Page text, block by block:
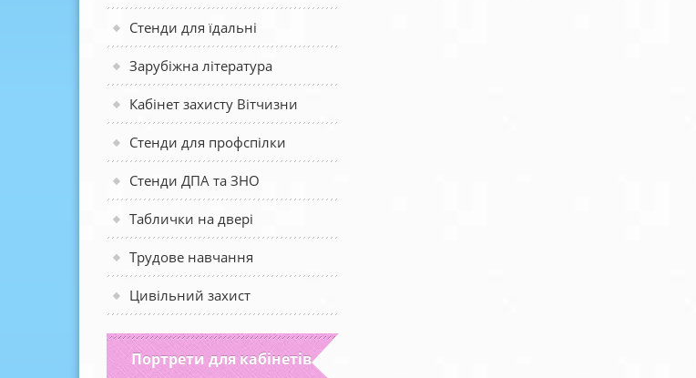
Стенди для їдальні
Зарубіжна література
Кабінет захисту Вітчизни
Стенди для профспілки
Стенди ДПА та ЗНО
Таблички на двері
Трудове навчання
Цивільний захист
Портрети для кабінетів